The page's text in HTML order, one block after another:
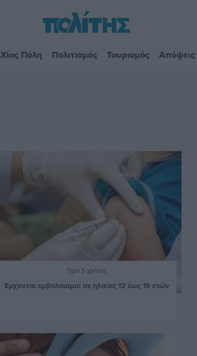
Χίος Πόλη Πολιτισμός Τουρισμός Απόψεις
Πριν 5 χρόνια
Έρχονται εμβολιασμοί σε ηλικίες 12 έως 15 ετών